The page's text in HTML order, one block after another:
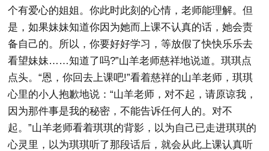
个有爱心的姐姐。你此时此刻的心情，老师能理解。但
是，如果妹妹知道你因为她而上课不认真的话，她会责
备自己的。所以，你要好好学习，等放假了快快乐乐去
看望妹妹……知道了吗?”山羊老师慈祥地说道。琪琪点
点头。“恩，你回去上课吧!”看着慈祥的山羊老师，琪琪
心里的小人抱歉地说：“山羊老师，对不起，请原谅我，
因为那件事是我的秘密，不能告诉任何人的。对不
起。”山羊老师看着琪琪的背影，以为自己已走进琪琪的
心灵里，以为琪琪听了那段话后，就会从此上课认真听